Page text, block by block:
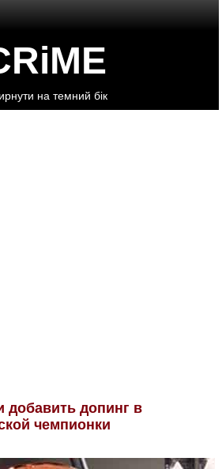
на темний бік
добавить допинг в
чемпионки